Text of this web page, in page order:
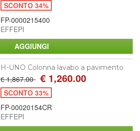
SCONTO 34%
FP-0000215400
EFFEPI
H-UNO Colonna lavabo a pavimento
€ 1,867.00 € 1,260.00
SCONTO 33%
FP-00020154CR
EFFEPI